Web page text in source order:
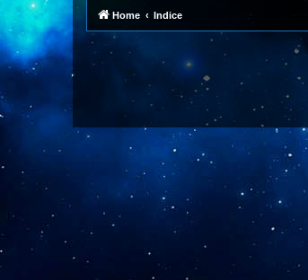
Home Indice